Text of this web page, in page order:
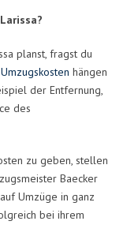
planst, fragst du
Umzugskosten hängen
der Entfernung,
des
zu geben, stellen
Baecker
Umzüge in ganz
bei ihrem